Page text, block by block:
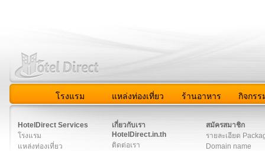
โรงแรม แหล่งท่องเที่ยว ร้านอาหาร กิจกรร
HotelDirect Services
โรงแรม
แหล่งท่องเที่ยว
เกี่ยวกับเรา
HotelDirect.in.th
ติดต่อเรา
สมัครสมาชิก
รายละเอียด
Domain name